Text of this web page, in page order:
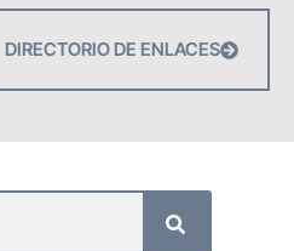
DIRECTORIO DE ENLACES